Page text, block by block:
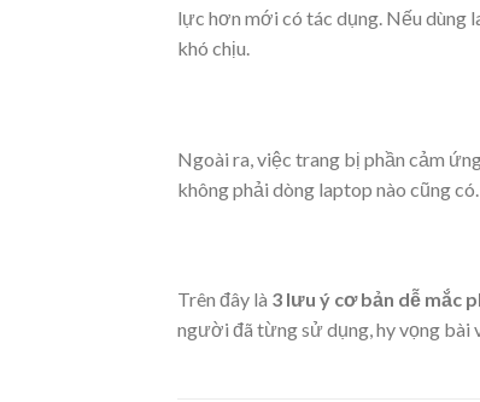
lực hơn mới có tác dụng. Nếu dùng
khó chịu.
Ngoài ra, việc trang bị phần cảm
không phải dòng laptop nào cũng
Trên đây là 3 lưu ý cơ bản dễ mắc
người đã từng sử dụng, hy vọng bài